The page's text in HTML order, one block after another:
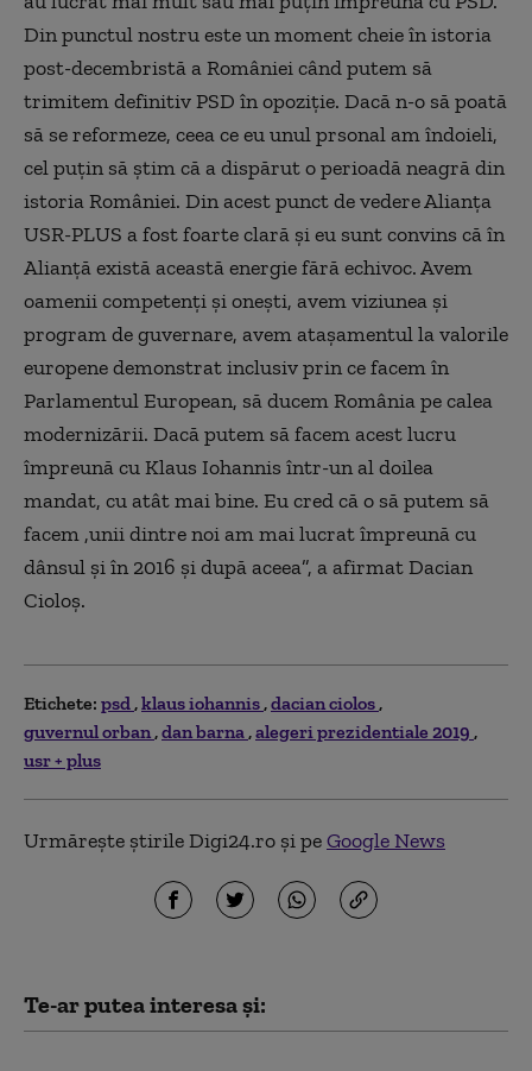
Din punctul nostru este un moment cheie în istoria
post-decembristă a României când putem să
trimitem definitiv PSD în opoziție. Dacă n-o să poată
să se reformeze, ceea ce eu unul prsonal am îndoieli,
cel puțin să știm că a dispărut o perioadă neagră din
istoria României. Din acest punct de vedere Alianța
USR-PLUS a fost foarte clară și eu sunt convins că în
Alianță există această energie fără echivoc. Avem
oamenii competenți și onești, avem viziunea și
program de guvernare, avem atașamentul la valorile
europene demonstrat inclusiv prin ce facem în
Parlamentul European, să ducem România pe calea
modernizării. Dacă putem să facem acest lucru
împreună cu Klaus Iohannis într-un al doilea
mandat, cu atât mai bine. Eu cred că o să putem să
facem ,unii dintre noi am mai lucrat împreună cu
dânsul și în 2016 și după aceea”, a afirmat Dacian
Cioloș.
Etichete: psd klaus iohannis dacian ciolos
guvernul orban dan barna alegeri prezidentiale 2019
usr + plus
Urmărește știrile Digi24.ro și peGoogle News
Te-ar putea interesa și: